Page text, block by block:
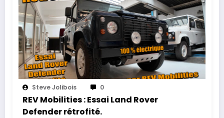
Steve Jolibois 0
REV Mobilities : Essai Land Rover
Defender rétrofité.